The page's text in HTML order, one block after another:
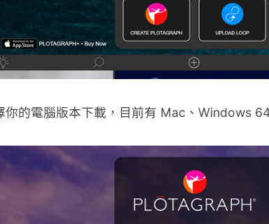
你的電腦版本下載，目前有 Mac、Windows